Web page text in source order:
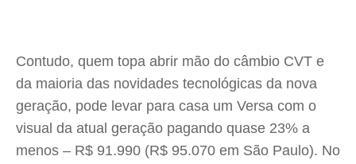
Contudo, quem topa abrir mão do câmbio CVT e
da maioria das novidades tecnológicas da nova
geração, pode levar para casa um Versa com o
visual da atual geração pagando quase 23% a
menos – R$ 91.990 (R$ 95.070 em São Paulo). No